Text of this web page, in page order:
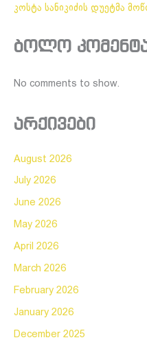
კოსტა სანიკიძის დუეტმა
ბოლო
No comments to show.
არქივები
August 2026
July 2026
June 2026
May 2026
April 2026
March 2026
February 2026
January 2026
December 2025